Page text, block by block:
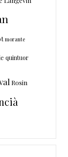
morante
quintuor
Rosin